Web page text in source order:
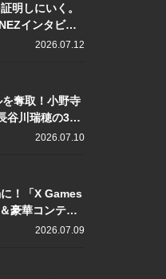
明しにいく。
インタビュ
2026.07.12
奪取！小野寺
谷川瑞穂の3メ
をプレイバッ
2026.07.10
！「X Games
豪華コンテン
2026.07.09